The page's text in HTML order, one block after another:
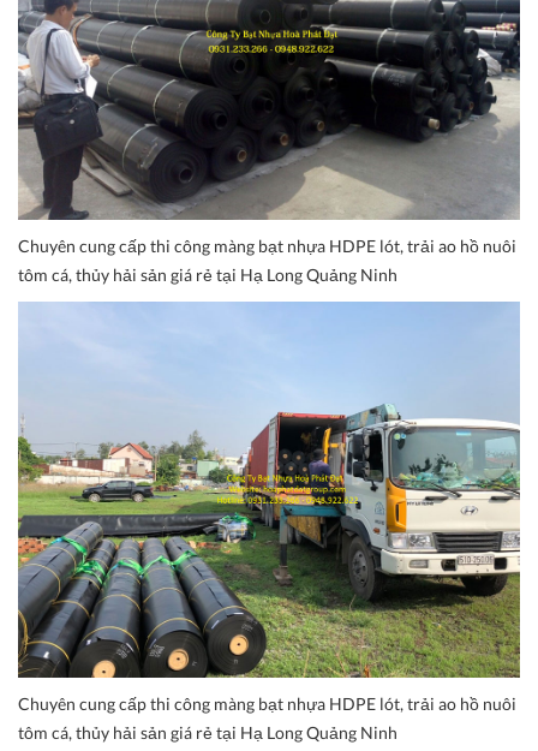
Chuyên cung cấp thi công màng bạt nhựa HDPE lót, trải ao hồ nuôi
tôm cá, thủy hải sản giá rẻ tại Hạ Long Quảng Ninh
Chuyên cung cấp thi công màng bạt nhựa HDPE lót, trải ao hồ nuôi
tôm cá, thủy hải sản giá rẻ tại Hạ Long Quảng Ninh